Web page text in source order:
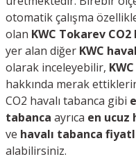
otomatik çalışma
olan KWC Tokarev
yer alan diğer KWC
olarak inceleyebilir,
hakkında merak
CO2 havalı tabanca gibi
tabanca ayrıca en ucuz
ve havalı tabanca
alabilirsiniz.